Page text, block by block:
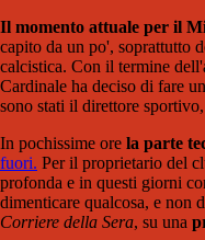
Il momento attuale per il
capito da un po', soprattutto
calcistica. Con il termine
Cardinale ha deciso di fare
sono stati il direttore
In pochissime ore la parte
fuori. Per il proprietario del
profonda e in questi giorni
dimenticare qualcosa, e non
Corriere della Sera, su una